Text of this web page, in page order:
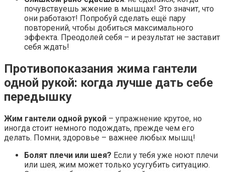
почувствуешь жжение в мышцах! Это значит, что
они работают! Попробуй сделать ещё пару
повторений, чтобы добиться максимального
эффекта. Преодолей себя – и результат не заставит
себя ждать!
Противопоказания жима гантели
одной рукой: когда лучше дать себе
передышку
Жим гантели одной рукой – упражнение крутое, но
иногда стоит немного подождать, прежде чем его
делать. Помни, здоровье – важнее любых мышц!
Болят плечи или шея? Если у тебя уже ноют плечи
или шея, жим может только усугубить ситуацию.